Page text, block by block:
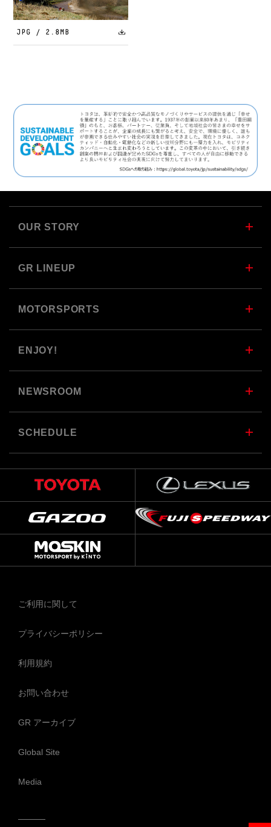
JPG / 2.8MB
OUR STORY
GR LINEUP
MOTORSPORTS
ENJOY!
NEWSROOM
SCHEDULE
ご利用に関して
プライバシーポリシー
利用規約
お問い合わせ
GR アーカイブ
Global Site
Media